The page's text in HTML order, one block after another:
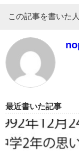
この記事を書いた人
最近書いた記事